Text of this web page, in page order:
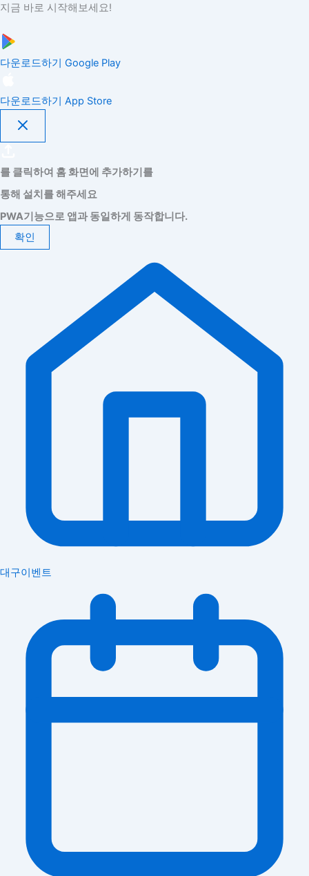
지금 바로 시작해보세요!
다운로드하기 Google Play
다운로드하기 App Store
를 클릭하여 홈 화면에 추가하기를
통해 설치를 해주세요
PWA기능으로 앱과 동일하게 동작합니다.
확인
대구이벤트